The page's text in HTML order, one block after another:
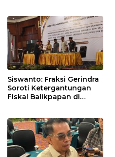
Siswanto: Fraksi Gerindra
Soroti Ketergantungan
Fiskal Balikpapan di